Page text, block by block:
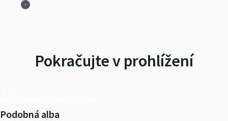
Pokračujte v prohlížení
Podobná alba